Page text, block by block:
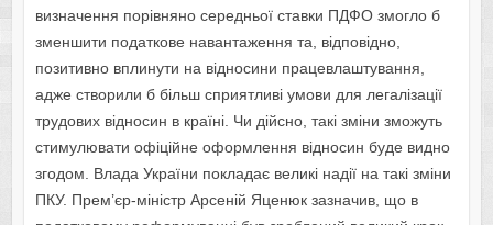
визначення порівняно середньої ставки ПДФО змогло б
зменшити податкове навантаження та, відповідно,
позитивно вплинути на відносини працевлаштування,
адже створили б більш сприятливі умови для легалізації
трудових відносин в країні. Чи дійсно, такі зміни зможуть
стимулювати офіційне оформлення відносин буде видно
згодом. Влада України покладає великі надії на такі зміни
ПКУ. Прем’єр-міністр Арсеній Яценюк зазначив, що в